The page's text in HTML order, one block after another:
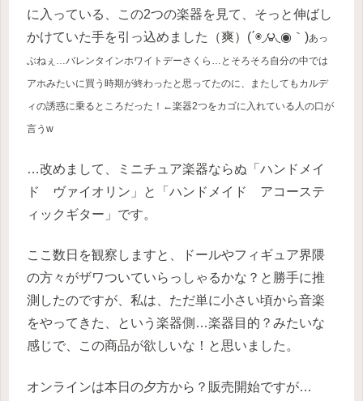
に入っている、この2つの楽器を見て、そっと伸ばし
かけていた手を引っ込めました（爽）(΄◉◞౪◟◉｀)あっ
ぶねぇ…バレンタインホワイトデーさくら…とそろそろ自分の中では
アホみたいに買う時期が終わった と 思ってたのに、またしてもカルデ
ィの誘惑に乗るところだった！←楽器2つをカゴに入れている人の口が
言うw
…改めまして、ミニチュア楽器ならぬ「ハンドメイ
ド ヴァイオリン」と「ハンドメイド アコーステ
ィックギター」です。
ここ数日を観察しますと、ドールやフィギュア界隈
の方々がザワついていらっしゃるかな？と勝手に推
測したのですが、私は、ただ単に小さい頃から音楽
をやってきた、という楽器側…楽器目的？みたいな
感じで、この商品が欲しいな！と思いました。
オンラインは本日の夕方から？販売開始ですが…